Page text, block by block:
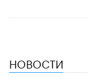
НОВОСТИ